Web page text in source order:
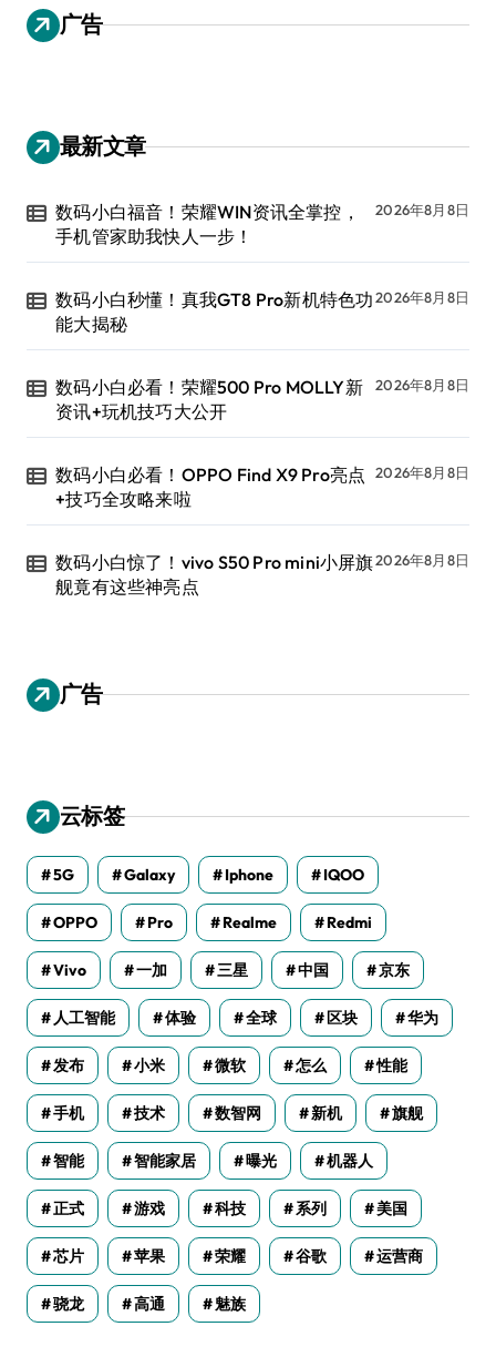
广告
最新文章
数码小白福音！荣耀WIN资讯全掌控，
手机管家助我快人一步！
2026年8月8日
数码小白秒懂！真我GT8 Pro新机特色功
能大揭秘
2026年8月8日
数码小白必看！荣耀500 Pro MOLLY新
资讯+玩机技巧大公开
2026年8月8日
数码小白必看！OPPO Find X9 Pro亮点
+技巧全攻略来啦
2026年8月8日
数码小白惊了！vivo S50 Pro mini小屏旗
舰竟有这些神亮点
2026年8月8日
广告
云标签
5G Galaxy Iphone IQOO
OPPO Pro Realme Redmi
Vivo 一加 三星 中国 京东
人工智能 体验 全球 区块 华为
发布 小米 微软 怎么 性能
手机 技术 数智网 新机 旗舰
智能 智能家居 曝光 机器人
正式 游戏 科技 系列 美国
芯片 苹果 荣耀 谷歌 运营商
骁龙 高通 魅族